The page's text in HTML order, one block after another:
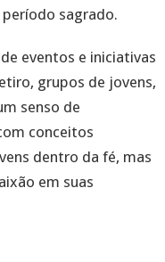
sagrado.
eventos e iniciativas
grupos de jovens,
senso de
conceitos
dentro da fé, mas
em suas